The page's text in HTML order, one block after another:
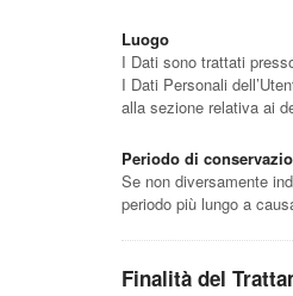
Luogo
I Dati sono trattati
I Dati Personali
alla sezione relativa ai
Periodo di
Se non diversamente
periodo più lungo a
Finalità del